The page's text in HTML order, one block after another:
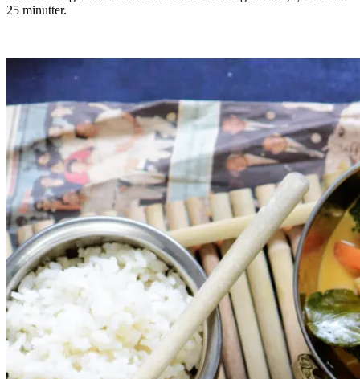
25 minutter.